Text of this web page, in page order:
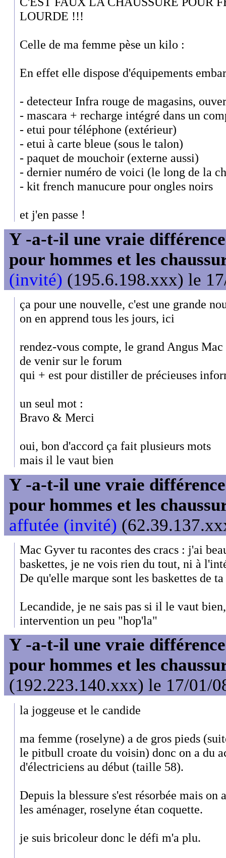
LOURDE !!!
Celle de ma femme pèse un kilo :
En effet elle dispose d'équipements
- detecteur Infra rouge de magasins,
- mascara + recharge intégré dans un
- etui pour téléphone (extérieur)
- etui à carte bleue (sous le talon)
- paquet de mouchoir (externe aussi)
- dernier numéro de voici (le long de la
- kit french manucure pour ongles noirs
et j'en passe !
Y -a-t-il une vraie
pour hommes et les
(invité) (195.6.198.xxx) le
ça pour une nouvelle, c'est une grande
on en apprend tous les jours, ici
rendez-vous compte, le grand Angus
de venir sur le forum
qui + est pour distiller de précieuses
un seul mot :
Bravo & Merci
oui, bon d'accord ça fait plusieurs mots
mais il le vaut bien
Y -a-t-il une vraie
pour hommes et les
affutée (invité)
Mac Gyver tu racontes des cracs : j'ai
baskettes, je ne vois rien du tout, ni à
De qu'elle marque sont les baskettes de
Lecandide, je ne sais pas si il le vaut
intervention un peu "hop'la"
Y -a-t-il une vraie
pour hommes et les
(192.223.140.xxx) le 17/01/
la joggeuse et le candide
ma femme (roselyne) a de gros pieds
le pitbull croate du voisin) donc on a du
d'électriciens au début (taille 58).
Depuis la blessure s'est résorbée mais on
les aménager, roselyne étan coquette.
je suis bricoleur donc le défi m'a plu.